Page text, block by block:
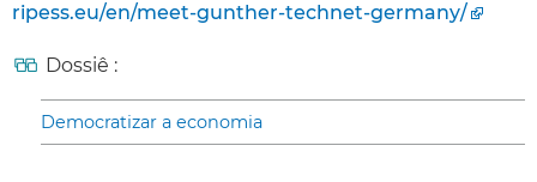
ripess.eu/en/meet-gunther-technet-germany/
Dossiê :
Democratizar a economia